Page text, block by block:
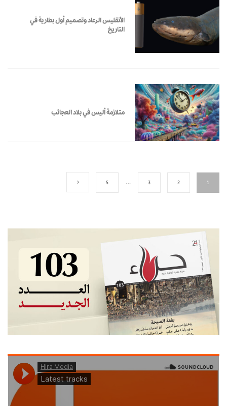
الأنقليس الرعاد وتصميم أول بطارية في
التاريخ
متلازمة أليس في بلاد العجائب
1
2
3
…
5